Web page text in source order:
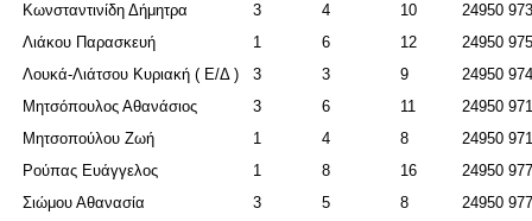
Κωνσταντινίδη Δήμητρα
3 4 10
24950
Λιάκου Παρασκευή
1 6 12
24950
Λουκά-Λιάτσου Κυριακή ( Ε/Δ )
3 3 9
24950
Μητσόπουλος Αθανάσιος
3 6 11
24950
Μητσοπούλου Ζωή
1 4 8
24950
Ρούπας Ευάγγελος
1 8 16
24950
Σιώμου Αθανασία
3 5 8
24950